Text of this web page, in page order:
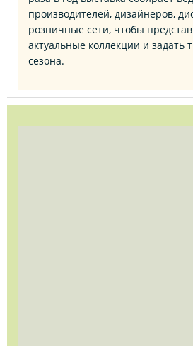
производителей, дизайнеров,
розничные сети, чтобы
актуальные коллекции и задать
сезона.